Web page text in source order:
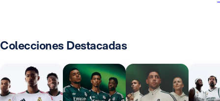
Colecciones Destacadas